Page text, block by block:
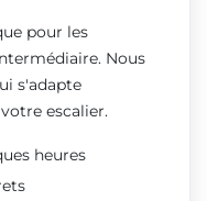
pour les
Nous
s'adapte
escalier.
heures